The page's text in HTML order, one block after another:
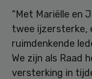
“Met Mariëlle en
twee ijzersterke,
ruimdenkende
We zijn als Raad
versterking in